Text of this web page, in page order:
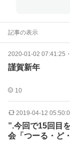
記事の表示
2020-01-02 07:41:25 ・
謹賀新年
10
2019-04-12
”.今回で15回目
会「つーる・ど